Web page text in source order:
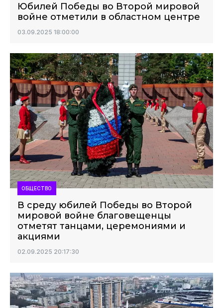
Юбилей Победы во Второй мировой
войне отметили в областном центре
03.09.2025 18:00:00
ОБЩЕСТВО
В среду юбилей Победы во Второй
мировой войне благовещенцы
отметят танцами, церемониями и
акциями
02.09.2025 20:17:30